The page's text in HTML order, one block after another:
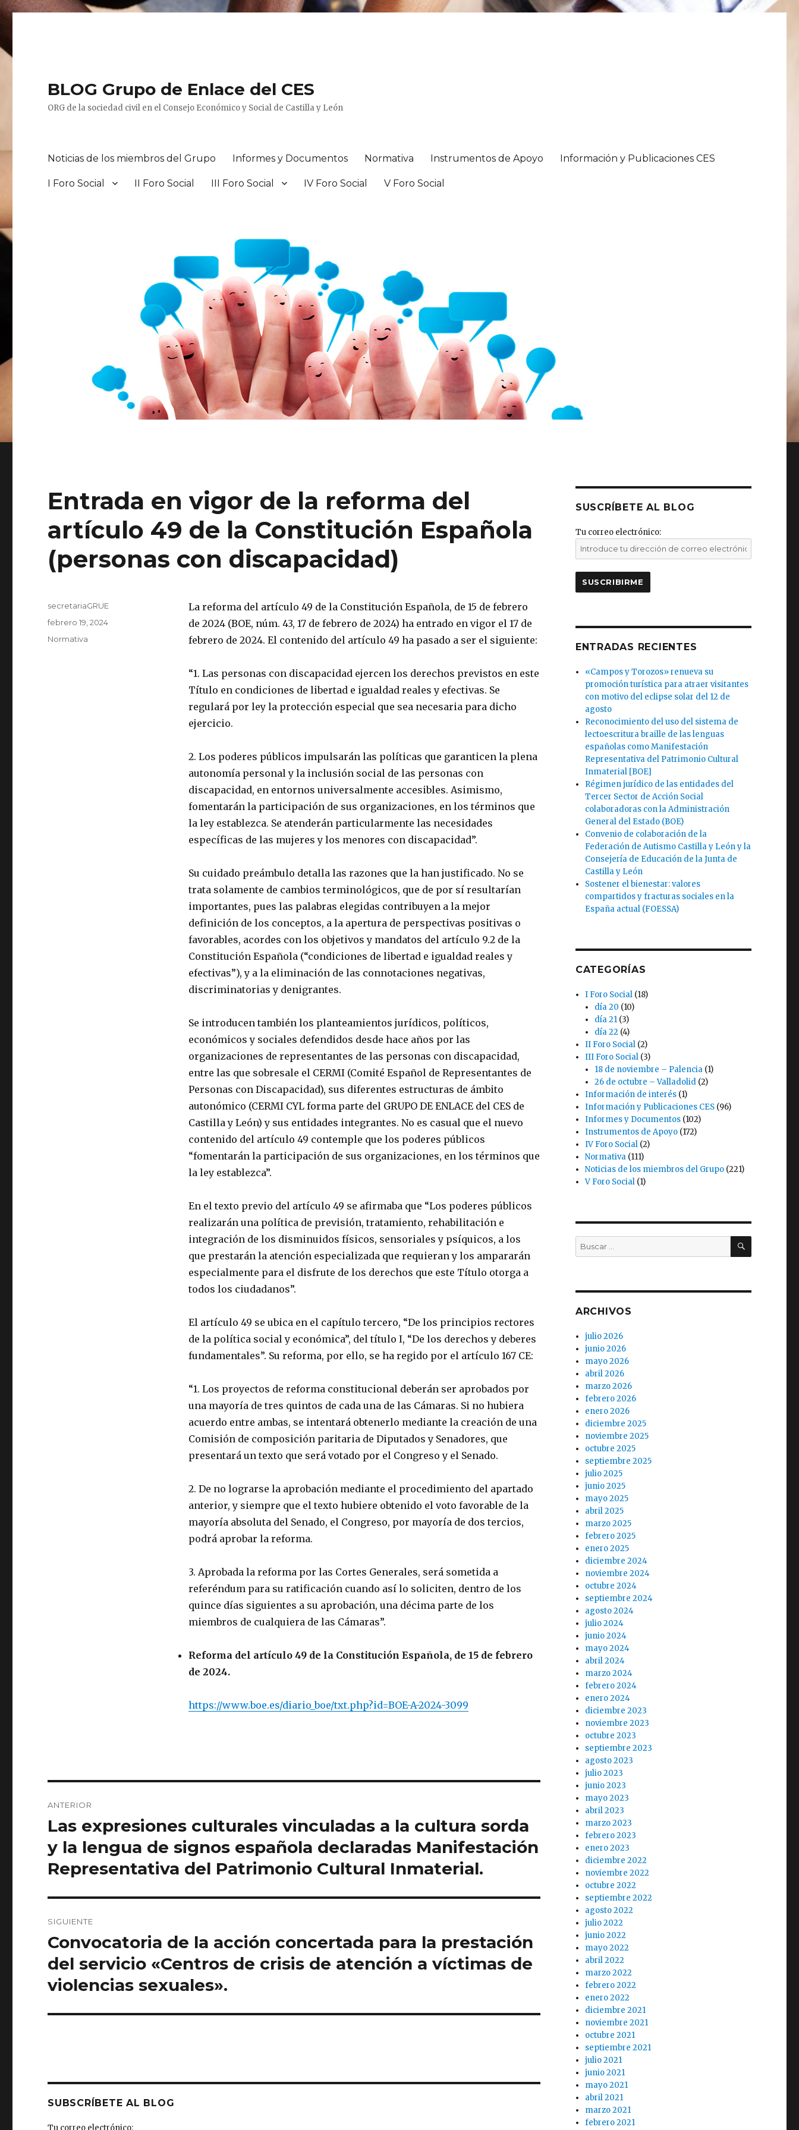
BLOG Grupo de Enlace del CES
ORG de la sociedad civil en el Consejo Económico y Social de Castilla y León
Noticias de los miembros del Grupo Informes y Documentos Normativa Instrumentos de Apoyo Información y Publicaciones CES
I Foro Social II Foro Social III Foro Social IV Foro Social V Foro Social
Entrada en vigor de la reforma del
artículo 49 de la Constitución Española
(personas con discapacidad)
La reforma del artículo 49 de la Constitución Española, de 15 de febrero
de 2024 (BOE, núm. 43, 17 de febrero de 2024) ha entrado en vigor el 17 de
febrero de 2024. El contenido del artículo 49 ha pasado a ser el siguiente:
“1. Las personas con discapacidad ejercen los derechos previstos en este
Título en condiciones de libertad e igualdad reales y efectivas. Se
regulará por ley la protección especial que sea necesaria para dicho
ejercicio.
2. Los poderes públicos impulsarán las políticas que garanticen la plena
autonomía personal y la inclusión social de las personas con
discapacidad, en entornos universalmente accesibles. Asimismo,
fomentarán la participación de sus organizaciones, en los términos que
la ley establezca. Se atenderán particularmente las necesidades
específicas de las mujeres y los menores con discapacidad”.
Su cuidado preámbulo detalla las razones que la han justificado. No se
trata solamente de cambios terminológicos, que de por sí resultarían
importantes, pues las palabras elegidas contribuyen a la mejor
definición de los conceptos, a la apertura de perspectivas positivas o
favorables, acordes con los objetivos y mandatos del artículo 9.2 de la
Constitución Española (“condiciones de libertad e igualdad reales y
efectivas”), y a la eliminación de las connotaciones negativas,
discriminatorias y denigrantes.
Se introducen también los planteamientos jurídicos, políticos,
económicos y sociales defendidos desde hace años por las
organizaciones de representantes de las personas con discapacidad,
entre las que sobresale el CERMI (Comité Español de Representantes de
Personas con Discapacidad), sus diferentes estructuras de ámbito
autonómico (CERMI CYL forma parte del GRUPO DE ENLACE del CES de
Castilla y León) y sus entidades integrantes. No es casual que el nuevo
contenido del artículo 49 contemple que los poderes públicos
“fomentarán la participación de sus organizaciones, en los términos que
la ley establezca”.
En el texto previo del artículo 49 se afirmaba que “Los poderes públicos
realizarán una política de previsión, tratamiento, rehabilitación e
integración de los disminuidos físicos, sensoriales y psíquicos, a los
que prestarán la atención especializada que requieran y los ampararán
especialmente para el disfrute de los derechos que este Título otorga a
todos los ciudadanos”.
El artículo 49 se ubica en el capítulo tercero, “De los principios rectores
de la política social y económica”, del título I, “De los derechos y deberes
fundamentales”. Su reforma, por ello, se ha regido por el artículo 167 CE:
“1. Los proyectos de reforma constitucional deberán ser aprobados por
una mayoría de tres quintos de cada una de las Cámaras. Si no hubiera
acuerdo entre ambas, se intentará obtenerlo mediante la creación de una
Comisión de composición paritaria de Diputados y Senadores, que
presentará un texto que será votado por el Congreso y el Senado.
2. De no lograrse la aprobación mediante el procedimiento del apartado
anterior, y siempre que el texto hubiere obtenido el voto favorable de la
mayoría absoluta del Senado, el Congreso, por mayoría de dos tercios,
podrá aprobar la reforma.
3. Aprobada la reforma por las Cortes Generales, será sometida a
referéndum para su ratificación cuando así lo soliciten, dentro de los
quince días siguientes a su aprobación, una décima parte de los
miembros de cualquiera de las Cámaras”.
Reforma del artículo 49 de la Constitución Española, de 15 de febrero
de 2024.
https://www.boe.es/diario_boe/txt.php?id=BOE-A-2024-3099
Autor
secretariaGRUE
Publicado
febrero 19, 2024
Categorías
Normativa
de
entradas
ANTERIOR
Entrada
anterior:
Las expresiones culturales vinculadas a la cultura sorda
y la lengua de signos española declaradas Manifestación
Representativa del Patrimonio Cultural Inmaterial.
SIGUIENTE
Entrada
siguiente:
Convocatoria de la acción concertada para la prestación
del servicio «Centros de crisis de atención a víctimas de
violencias sexuales».
SUBSCRÍBETE AL BLOG
Tu correo electrónico:
SUSCRÍBETE AL BLOG
Tu correo electrónico:
ENTRADAS RECIENTES
«Campos y Torozos» renueva su
promoción turística para atraer visitantes
con motivo del eclipse solar del 12 de
agosto
Reconocimiento del uso del sistema de
lectoescritura braille de las lenguas
españolas como Manifestación
Representativa del Patrimonio Cultural
Inmaterial [BOE]
Régimen jurídico de las entidades del
Tercer Sector de Acción Social
colaboradoras con la Administración
General del Estado (BOE)
Convenio de colaboración de la
Federación de Autismo Castilla y León y la
Consejería de Educación de la Junta de
Castilla y León
Sostener el bienestar: valores
compartidos y fracturas sociales en la
España actual (FOESSA)
CATEGORÍAS
I Foro Social (18)
día 20 (10)
día 21 (3)
día 22 (4)
II Foro Social (2)
III Foro Social (3)
18 de noviembre – Palencia (1)
26 de octubre – Valladolid (2)
Información de interés (1)
Información y Publicaciones CES (96)
Informes y Documentos (102)
Instrumentos de Apoyo (172)
IV Foro Social (2)
Normativa (111)
Noticias de los miembros del Grupo (221)
V Foro Social (1)
Buscar
por:
BUSCAR
ARCHIVOS
julio 2026
junio 2026
mayo 2026
abril 2026
marzo 2026
febrero 2026
enero 2026
diciembre 2025
noviembre 2025
octubre 2025
septiembre 2025
julio 2025
junio 2025
mayo 2025
abril 2025
marzo 2025
febrero 2025
enero 2025
diciembre 2024
noviembre 2024
octubre 2024
septiembre 2024
agosto 2024
julio 2024
junio 2024
mayo 2024
abril 2024
marzo 2024
febrero 2024
enero 2024
diciembre 2023
noviembre 2023
octubre 2023
septiembre 2023
agosto 2023
julio 2023
junio 2023
mayo 2023
abril 2023
marzo 2023
febrero 2023
enero 2023
diciembre 2022
noviembre 2022
octubre 2022
septiembre 2022
agosto 2022
julio 2022
junio 2022
mayo 2022
abril 2022
marzo 2022
febrero 2022
enero 2022
diciembre 2021
noviembre 2021
octubre 2021
septiembre 2021
julio 2021
junio 2021
mayo 2021
abril 2021
marzo 2021
febrero 2021